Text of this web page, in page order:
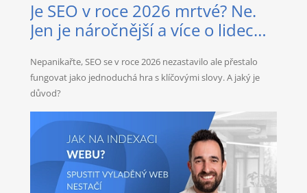
Je SEO v roce 2026 mrtvé? Ne.
Jen je náročnější a více o lidech
Nepanikařte, SEO se v roce 2026 nezastavilo ale přestalo
fungovat jako jednoduchá hra s klíčovými slovy. A jaký je
důvod?